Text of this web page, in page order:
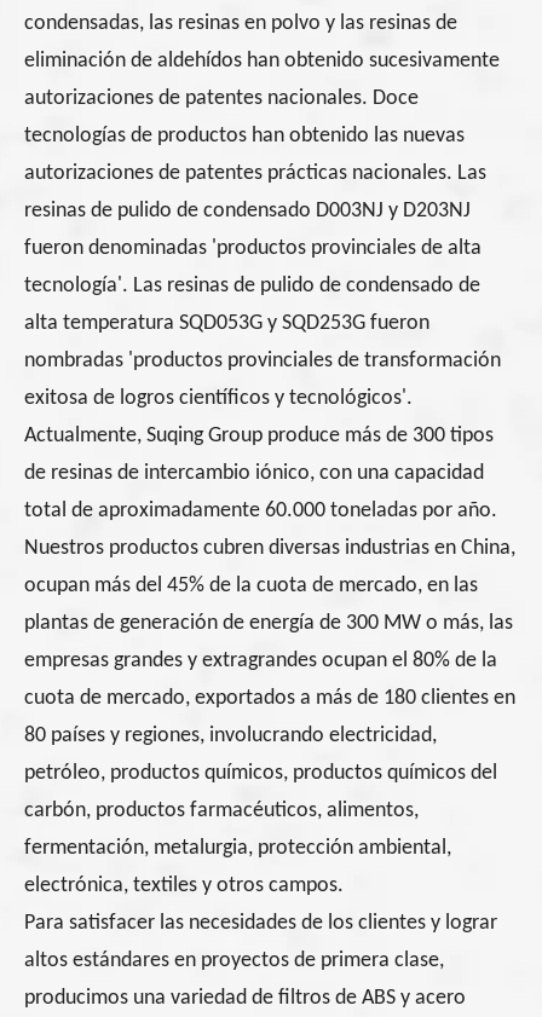
condensadas, las resinas en polvo y las resinas de
eliminación de aldehídos han obtenido sucesivamente
autorizaciones de patentes nacionales. Doce
tecnologías de productos han obtenido las nuevas
autorizaciones de patentes prácticas nacionales. Las
resinas de pulido de condensado D003NJ y D203NJ
fueron denominadas 'productos provinciales de alta
tecnología'. Las resinas de pulido de condensado de
alta temperatura SQD053G y SQD253G fueron
nombradas 'productos provinciales de transformación
exitosa de logros científicos y tecnológicos'.
Actualmente, Suqing Group produce más de 300 tipos
de resinas de intercambio iónico, con una capacidad
total de aproximadamente 60.000 toneladas por año.
Nuestros productos cubren diversas industrias en China,
ocupan más del 45% de la cuota de mercado, en las
plantas de generación de energía de 300 MW o más, las
empresas grandes y extragrandes ocupan el 80% de la
cuota de mercado, exportados a más de 180 clientes en
80 países y regiones, involucrando electricidad,
petróleo, productos químicos, productos químicos del
carbón, productos farmacéuticos, alimentos,
fermentación, metalurgia, protección ambiental,
electrónica, textiles y otros campos.
Para satisfacer las necesidades de los clientes y lograr
altos estándares en proyectos de primera clase,
producimos una variedad de filtros de ABS y acero